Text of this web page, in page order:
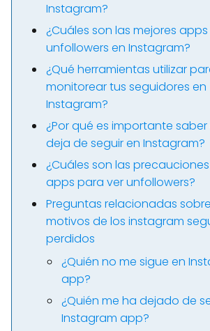
Instagram?
¿Cuáles son las mejores
unfollowers en Instagram?
¿Qué herramientas utilizar
monitorear tus seguidores en
Instagram?
¿Por qué es importante
deja de seguir en Instagram?
¿Cuáles son las
apps para ver unfollowers?
Preguntas relacionadas
motivos de los instagram
perdidos
¿Quién no me sigue en
app?
¿Quién me ha dejado de
Instagram app?